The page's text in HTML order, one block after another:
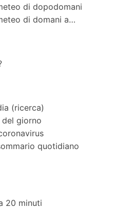
di dopodomani
di domani a…
(ricerca)
giorno
quotidiano
20 minuti